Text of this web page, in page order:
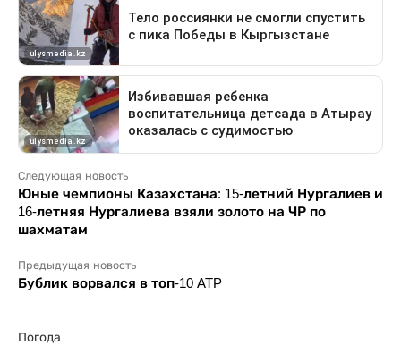
Следующая новость
Юные чемпионы Казахстана: 15-летний Нургалиев и
16-летняя Нургалиева взяли золото на ЧР по
шахматам
Предыдущая новость
Бублик ворвался в топ-10 ATP
Погода